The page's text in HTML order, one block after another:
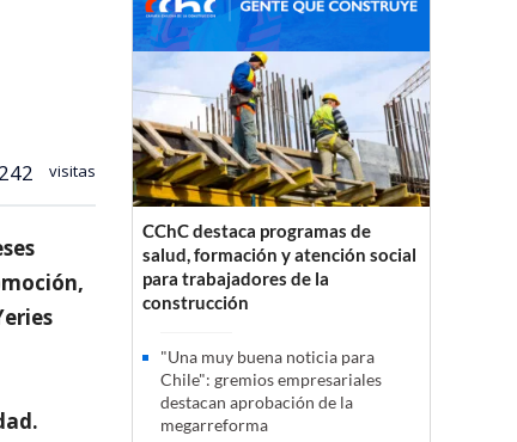
242 visitas
CChC destaca programas de
salud, formación y atención social
para trabajadores de la
construcción
"Una muy buena noticia para
Chile": gremios empresariales
destacan aprobación de la
megarreforma